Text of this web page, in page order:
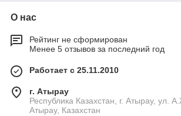
О нас
Рейтинг не сформирован
Менее 5 отзывов за последний год
Работает с 25.11.2010
г. Атырау
Республика Казахстан, г. Атырау, ул.
Атырау, Казахстан